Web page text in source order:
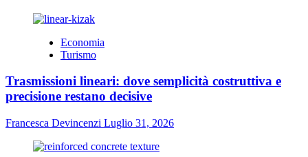
Economia
Turismo
Trasmissioni lineari: dove semplicità costruttiva e
precisione restano decisive
Francesca Devincenzi Luglio 31, 2026